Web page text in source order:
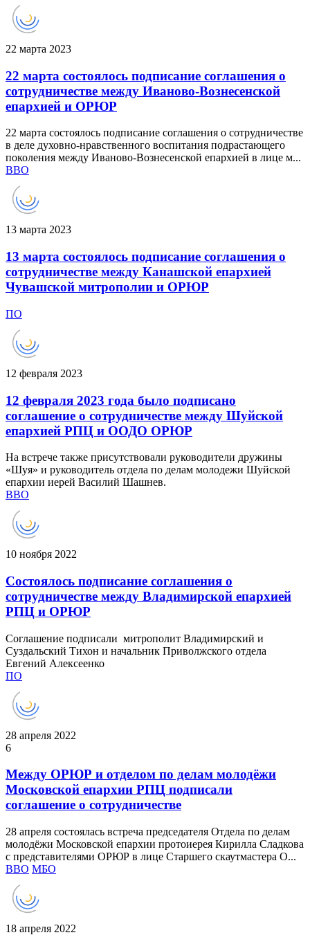
22 марта 2023
22 марта состоялось подписание соглашения о
сотрудничестве между Иваново-Вознесенской
епархией и ОРЮР
22 марта состоялось подписание соглашения о сотрудничестве
в деле духовно-нравственного воспитания подрастающего
поколения между Иваново-Вознесенской епархией в лице м...
ВВО
13 марта 2023
13 марта состоялось подписание соглашения о
сотрудничестве между Канашской епархией
Чувашской митрополии и ОРЮР
ПО
12 февраля 2023
12 февраля 2023 года было подписано
соглашение о сотрудничестве между Шуйской
епархией РПЦ и ООДО ОРЮР
На встрече также присутствовали руководители дружины
«Шуя» и руководитель отдела по делам молодежи Шуйской
епархии иерей Василий Шашнев.
ВВО
10 ноября 2022
Состоялось подписание соглашения о
сотрудничестве между Владимирской епархией
РПЦ и ОРЮР
Соглашение подписали митрополит Владимирский и
Суздальский Тихон и начальник Приволжского отдела
Евгений Алексеенко
ПО
28 апреля 2022
6
Между ОРЮР и отделом по делам молодёжи
Московской епархии РПЦ подписали
соглашение о сотрудничестве
28 апреля состоялась встреча председателя Отдела по делам
молодёжи Московской епархии протоиерея Кирилла Сладкова
с представителями ОРЮР в лице Старшего скаутмастера О...
ВВО МБО
18 апреля 2022